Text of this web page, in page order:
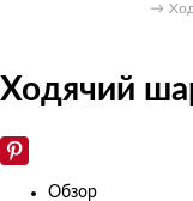
→
Ходячий
Обзор